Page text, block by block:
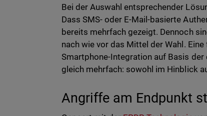
Bei der Auswahl entsprechender
Dass SMS- oder E-Mail-basierte
bereits mehrfach gezeigt. Dennoch
nach wie vor das Mittel der Wahl.
Smartphone-Integration auf Basis
gleich mehrfach: sowohl im Hinblick
Angriffe am Endpunkt